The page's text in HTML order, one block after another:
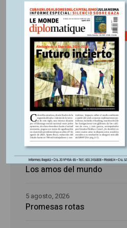
Últimas publicaciones
La época de la intranquilidad
5 agosto, 2026
Los amos del mundo
5 agosto, 2026
Promesas rotas
5 agosto, 2026